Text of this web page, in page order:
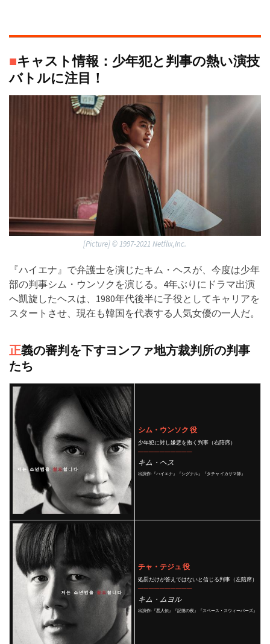
■キャスト情報：少年犯と判事の熱い演技
バトルに注目！
[Picture] ©︎ 1997-2021 Netflix,Inc.
『ハイエナ』で弁護士を演じたキム・ヘスが、今度は少年
部の判事シム・ウンソクを演じる。4年ぶりにドラマ出演
へ凱旋したヘスは、1980年代後半に子役としてキャリアを
スタートさせ、現在も韓国を代表する人気女優の一人だ。
正義の審判を下すヨンファ地方裁判所の判事
たち
シム・ウンソク 役
少年犯に対し嫌悪を抱く判事（右陪席）
──────────
キム・ヘス
出演作:『ハイエナ』『シグナル』『タチャ イカサマ師』
チャ・テジュ 役
処罰だけが答えではないと信じる判事（左陪席）
──────────
キム・ムヨル
出演作:『悪人伝』『記憶の夜』『スペース・スウィーパーズ』